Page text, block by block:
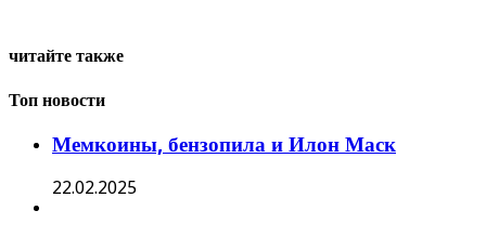
читайте также
Топ новости
Мемкоины, бензопила и Илон Маск
22.02.2025